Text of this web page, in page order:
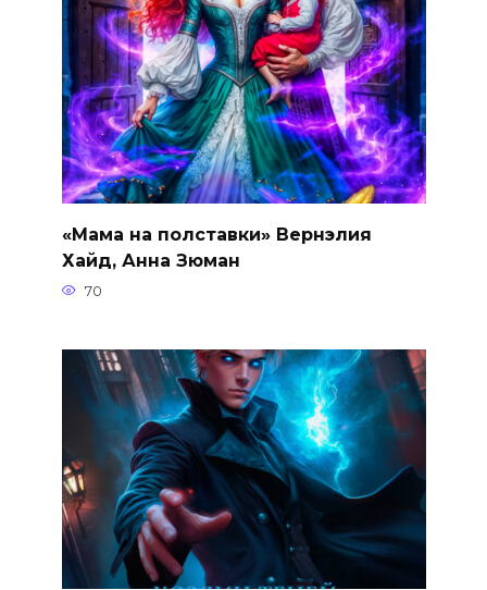
«Мама на полставки» Вернэлия
Хайд, Анна Зюман
70